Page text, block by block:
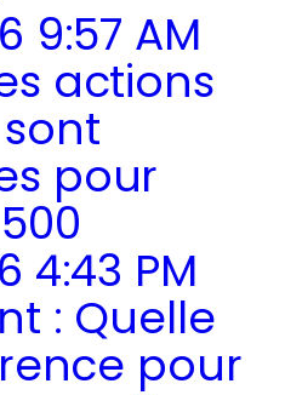
9:57 AM
actions
pour
4:43 PM
: Quelle
pour